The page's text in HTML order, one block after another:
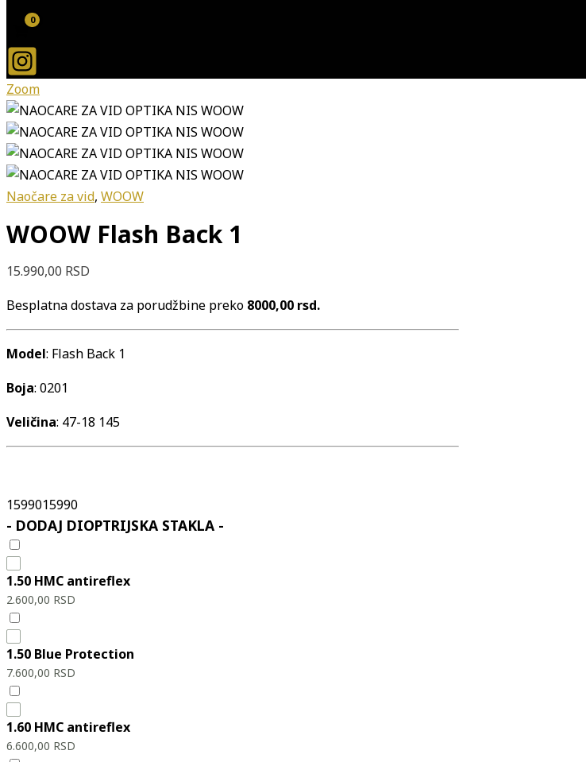
Zoom
Naočare za vid, WOOW
WOOW Flash Back 1
15.990,00 RSD
Besplatna dostava za porudžbine preko 8000,00 rsd.
Model: Flash Back 1
Boja: 0201
Veličina: 47-18 145
1599015990
- DODAJ DIOPTRIJSKA STAKLA -
1.50 HMC antireflex
2.600,00 RSD
1.50 Blue Protection
7.600,00 RSD
1.60 HMC antireflex
6.600,00 RSD